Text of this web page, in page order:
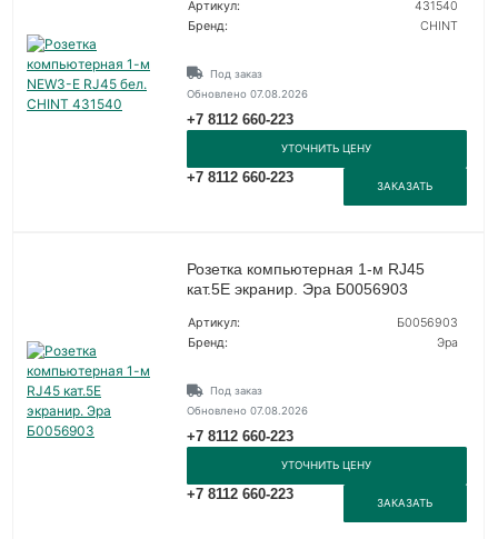
Артикул:
431540
Бренд:
CHINT
Под заказ
Обновлено 07.08.2026
+7 8112 660-223
УТОЧНИТЬ ЦЕНУ
+7 8112 660-223
ЗАКАЗАТЬ
Розетка компьютерная 1-м RJ45
кат.5E экранир. Эра Б0056903
Артикул:
Б0056903
Бренд:
Эра
Под заказ
Обновлено 07.08.2026
+7 8112 660-223
УТОЧНИТЬ ЦЕНУ
+7 8112 660-223
ЗАКАЗАТЬ